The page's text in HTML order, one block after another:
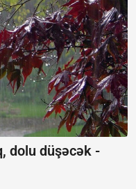
dolu düşəcək -